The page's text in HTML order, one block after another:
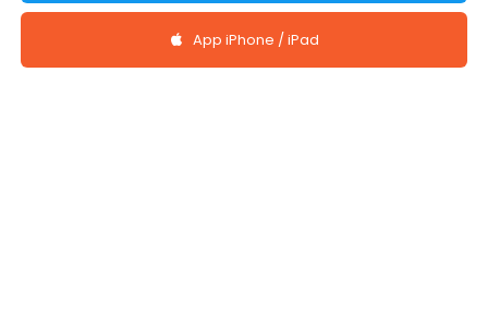
App iPhone / iPad